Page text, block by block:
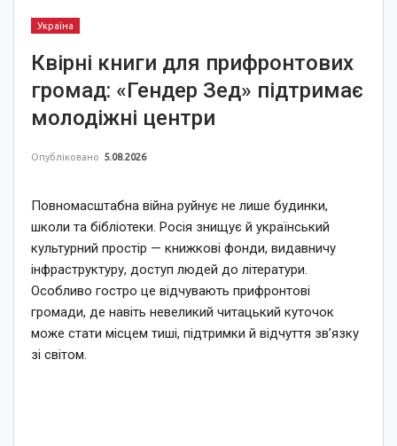
Україна
Квірні книги для прифронтових
громад: «Гендер Зед» підтримає
молодіжні центри
Опубліковано 5.08.2026
Повномасштабна війна руйнує не лише будинки,
школи та бібліотеки. Росія знищує й український
культурний простір — книжкові фонди, видавничу
інфраструктуру, доступ людей до літератури.
Особливо гостро це відчувають прифронтові
громади, де навіть невеликий читацький куточок
може стати місцем тиші, підтримки й відчуття зв’язку
зі світом.